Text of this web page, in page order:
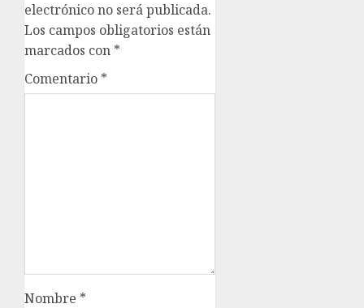
electrónico no será publicada.
Los campos obligatorios están
marcados con *
Comentario *
Nombre *